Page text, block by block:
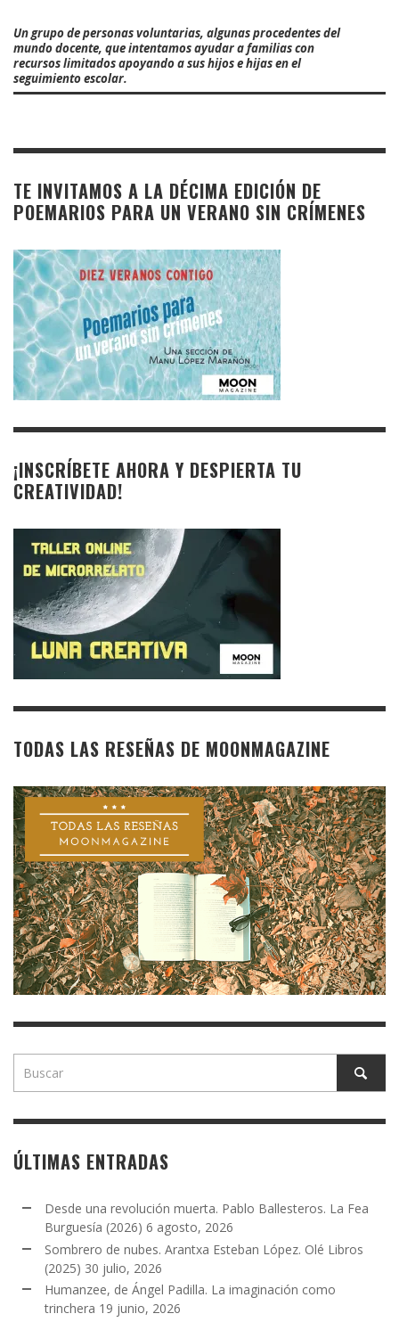
Un grupo de personas voluntarias, algunas procedentes del
mundo docente, que intentamos ayudar a familias con
recursos limitados apoyando a sus hijos e hijas en el
seguimiento escolar.
TE INVITAMOS A LA DÉCIMA EDICIÓN DE
POEMARIOS PARA UN VERANO SIN CRÍMENES
¡INSCRÍBETE AHORA Y DESPIERTA TU
CREATIVIDAD!
TODAS LAS RESEÑAS DE MOONMAGAZINE
ÚLTIMAS ENTRADAS
Desde una revolución muerta. Pablo Ballesteros. La Fea
Burguesía (2026) 6 agosto, 2026
Sombrero de nubes. Arantxa Esteban López. Olé Libros
(2025) 30 julio, 2026
Humanzee, de Ángel Padilla. La imaginación como
trinchera 19 junio, 2026